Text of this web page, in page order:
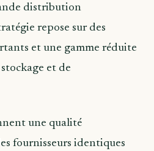
distribution
repose sur des
et une gamme réduite
et de
une qualité
fournisseurs identiques